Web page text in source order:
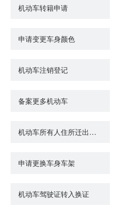
机动车转籍申请
申请变更车身颜色
机动车注销登记
备案更多机动车
机动车所有人住所迁出车辆管理所管辖区域变更登记
申请更换车身车架
机动车驾驶证转入换证